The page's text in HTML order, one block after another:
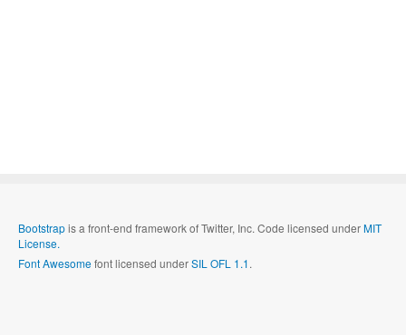
Bootstrapis a front-end framework of Twitter, Inc. Code licensed underMIT
License.
Font Awesomefont licensed underSIL OFL 1.1.